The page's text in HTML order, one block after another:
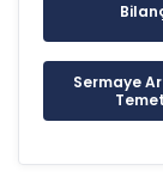
Sermaye